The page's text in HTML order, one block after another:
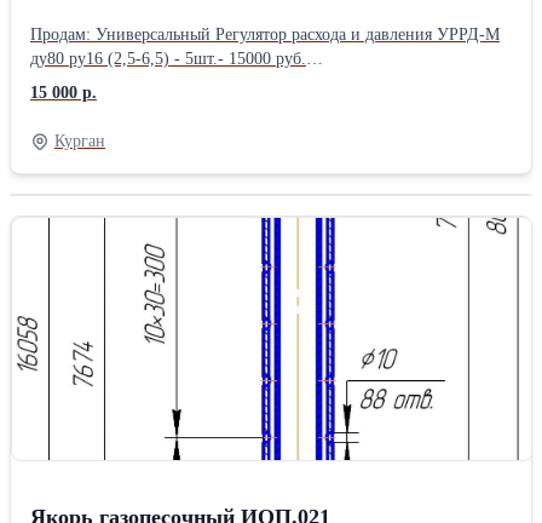
Продам: Универсальный Регулятор расхода и давления УРРД-М
ду80 ру16 (2,5-6,5) - 5шт.- 15000 руб.
15 000 р.
Курган
Якорь газопесочный ИОП.021